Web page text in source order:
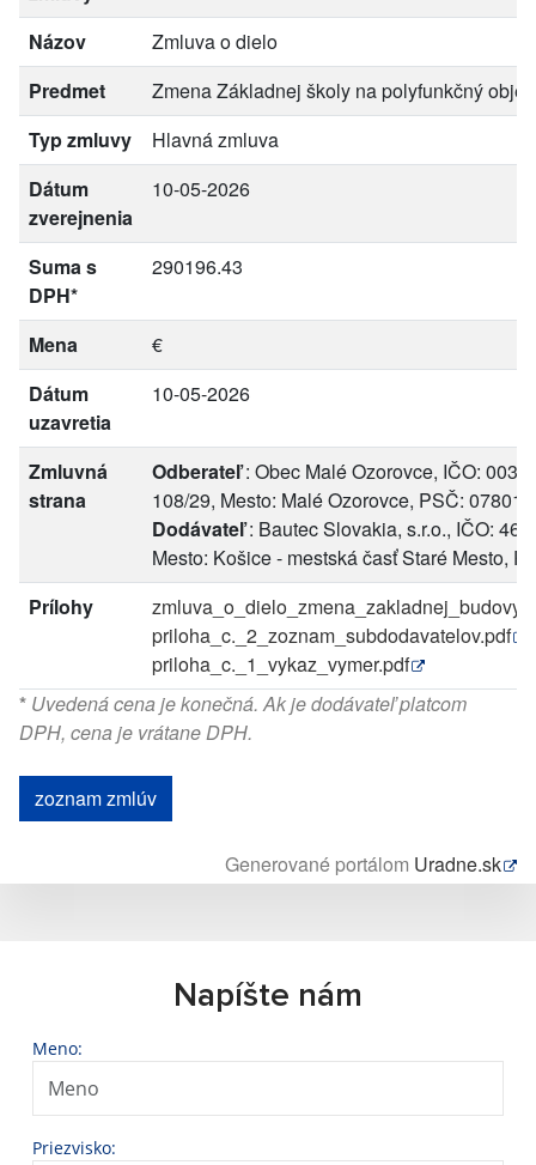
Názov
Zmluva o dielo
Predmet
Zmena Základnej školy na polyfunkčný
Typ zmluvy
Hlavná zmluva
Dátum
zverejnenia
10-05-2026
Suma s
DPH*
290196.43
Mena
€
Dátum
uzavretia
10-05-2026
Zmluvná
strana
Odberateľ: Obec Malé Ozorovce, IČO:
108/29, Mesto: Malé Ozorovce, PSČ: 07801
Dodávateľ: Bautec Slovakia, s.r.o., IČO:
Mesto: Košice - mestská časť Staré Mesto,
Prílohy
priloha_c._2_zoznam_subdodavatelov.pdf
priloha_c._1_vykaz_vymer.pdf
* Uvedená cena je konečná. Ak je dodávateľ platcom
DPH, cena je vrátane DPH.
zoznam zmlúv
Generované portálom Uradne.sk
Napíšte nám
Meno:
Priezvisko: